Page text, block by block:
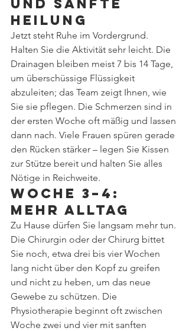
und sanfte
Heilung
Jetzt steht Ruhe im Vordergrund.
Halten Sie die Aktivität sehr leicht. Die
Drainagen bleiben meist 7 bis 14 Tage,
um überschüssige Flüssigkeit
abzuleiten; das Team zeigt Ihnen, wie
Sie sie pflegen. Die Schmerzen sind in
der ersten Woche oft mäßig und lassen
dann nach. Viele Frauen spüren gerade
den Rücken stärker – legen Sie Kissen
zur Stütze bereit und halten Sie alles
Nötige in Reichweite.
Woche 3–4:
mehr Alltag
Zu Hause dürfen Sie langsam mehr tun.
Die Chirurgin oder der Chirurg bittet
Sie noch, etwa drei bis vier Wochen
lang nicht über den Kopf zu greifen
und nicht zu heben, um das neue
Gewebe zu schützen. Die
Physiotherapie beginnt oft zwischen
Woche zwei und vier mit sanften